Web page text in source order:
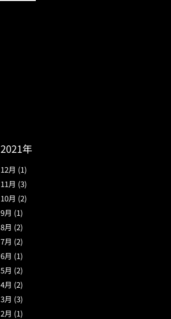
2021年
12月 (1)
11月 (3)
10月 (2)
9月 (1)
8月 (2)
7月 (2)
6月 (1)
5月 (2)
4月 (2)
3月 (3)
2月 (1)